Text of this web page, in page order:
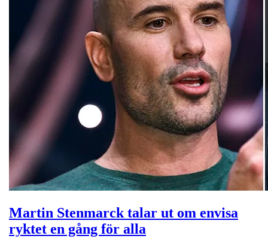
Martin Stenmarck talar ut om envisa
ryktet en gång för alla